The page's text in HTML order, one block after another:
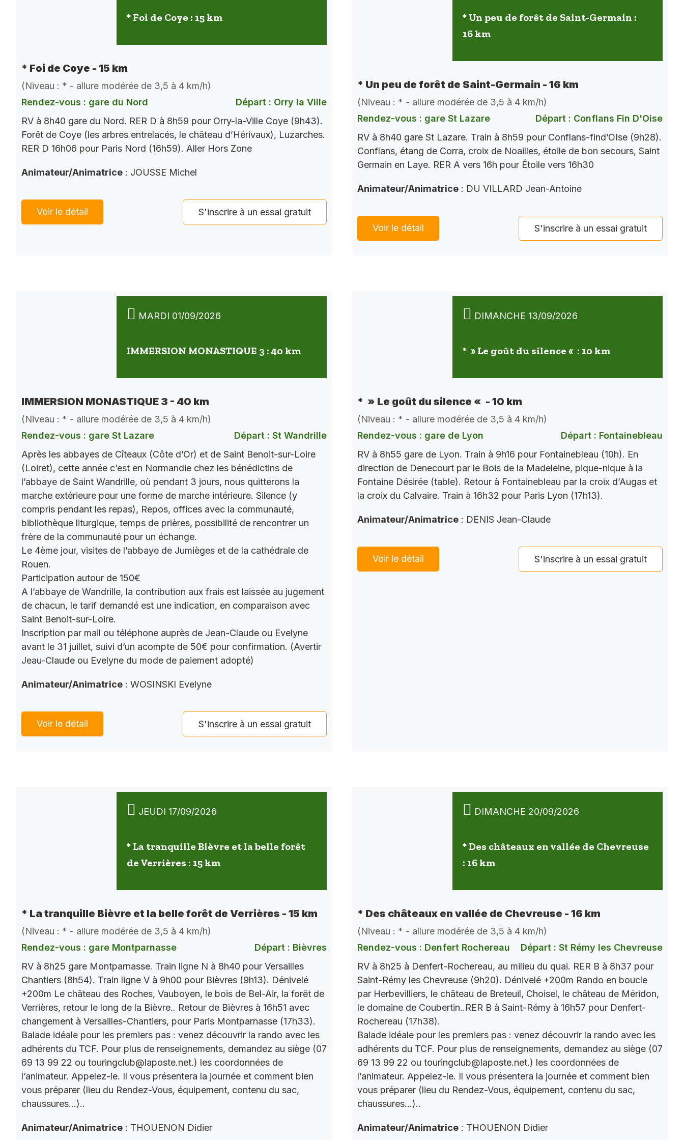
* Foi de Coye : 15 km
* Foi de Coye - 15 km
(Niveau : * - allure modérée de 3,5 à 4 km/h)
Rendez-vous : gare du Nord
Départ : Orry la Ville
RV à 8h40 gare du Nord. RER D à 8h59 pour Orry-la-Ville Coye (9h43).
Forêt de Coye (les arbres entrelacés, le château d’Hérivaux), Luzarches.
RER D 16h06 pour Paris Nord (16h59). Aller Hors Zone
Animateur/Animatrice : JOUSSE Michel
Voir le détail S'inscrire à un essai gratuit
* Un peu de forêt de Saint-Germain :
16 km
* Un peu de forêt de Saint-Germain - 16 km
(Niveau : * - allure modérée de 3,5 à 4 km/h)
Rendez-vous : gare St Lazare
Départ : Conflans Fin D'Oise
RV à 8h40 gare St Lazare. Train à 8h59 pour Conflans-find’OIse (9h28).
Conflans, étang de Corra, croix de Noailles, étoile de bon secours, Saint
Germain en Laye. RER A vers 16h pour Étoile vers 16h30
Animateur/Animatrice : DU VILLARD Jean-Antoine
Voir le détail S'inscrire à un essai gratuit
MARDI 01/09/2026
IMMERSION MONASTIQUE 3 : 40 km
IMMERSION MONASTIQUE 3 - 40 km
(Niveau : * - allure modérée de 3,5 à 4 km/h)
Rendez-vous : gare St Lazare
Départ : St Wandrille
Après les abbayes de Cîteaux (Côte d’Or) et de Saint Benoit-sur-Loire
(Loiret), cette année c’est en Normandie chez les bénédictins de
l’abbaye de Saint Wandrille, où pendant 3 jours, nous quitterons la
marche extérieure pour une forme de marche intérieure. Silence (y
compris pendant les repas), Repos, offices avec la communauté,
bibliothèque liturgique, temps de prières, possibilité de rencontrer un
frère de la communauté pour un échange.
Le 4ème jour, visites de l’abbaye de Jumièges et de la cathédrale de
Rouen.
Participation autour de 150€
A l’abbaye de Wandrille, la contribution aux frais est laissée au jugement
de chacun, le tarif demandé est une indication, en comparaison avec
Saint Benoit-sur-Loire.
Inscription par mail ou téléphone auprès de Jean-Claude ou Evelyne
avant le 31 juillet, suivi d’un acompte de 50€ pour confirmation. (Avertir
Jeau-Claude ou Evelyne du mode de paiement adopté)
Animateur/Animatrice : WOSINSKI Evelyne
Voir le détail S'inscrire à un essai gratuit
DIMANCHE 13/09/2026
* » Le goût du silence « : 10 km
* » Le goût du silence « - 10 km
(Niveau : * - allure modérée de 3,5 à 4 km/h)
Rendez-vous : gare de Lyon
Départ : Fontainebleau
RV à 8h55 gare de Lyon. Train à 9h16 pour Fontainebleau (10h). En
direction de Denecourt par le Bois de la Madeleine, pique-nique à la
Fontaine Désirée (table). Retour à Fontainebleau par la croix d’Augas et
la croix du Calvaire. Train à 16h32 pour Paris Lyon (17h13).
Animateur/Animatrice : DENIS Jean-Claude
Voir le détail S'inscrire à un essai gratuit
JEUDI 17/09/2026
* La tranquille Bièvre et la belle forêt
de Verrières : 15 km
* La tranquille Bièvre et la belle forêt de Verrières - 15 km
(Niveau : * - allure modérée de 3,5 à 4 km/h)
Rendez-vous : gare Montparnasse
Départ : Bièvres
RV à 8h25 gare Montparnasse. Train ligne N à 8h40 pour Versailles
Chantiers (8h54). Train ligne V à 9h00 pour Bièvres (9h13). Dénivelé
+200m Le château des Roches, Vauboyen, le bois de Bel-Air, la forêt de
Verrières, retour le long de la Bièvre.. Retour de Bièvres à 16h51 avec
changement à Versailles-Chantiers, pour Paris Montparnasse (17h33).
Balade idéale pour les premiers pas : venez découvrir la rando avec les
adhérents du TCF. Pour plus de renseignements, demandez au siège (07
69 13 99 22 ou touringclub@laposte.net.) les coordonnées de
l’animateur. Appelez-le. Il vous présentera la journée et comment bien
vous préparer (lieu du Rendez-Vous, équipement, contenu du sac,
chaussures…)..
Animateur/Animatrice : THOUENON Didier
DIMANCHE 20/09/2026
* Des châteaux en vallée de Chevreuse
: 16 km
* Des châteaux en vallée de Chevreuse - 16 km
(Niveau : * - allure modérée de 3,5 à 4 km/h)
Rendez-vous : Denfert Rochereau
Départ : St Rémy les Chevreuse
RV à 8h25 à Denfert-Rochereau, au milieu du quai. RER B à 8h37 pour
Saint-Rémy les Chevreuse (9h20). Dénivelé +200m Rando en boucle
par Herbevilliers, le château de Breteuil, Choisel, le château de Méridon,
le domaine de Coubertin..RER B à Saint-Rémy à 16h57 pour Denfert-
Rochereau (17h38).
Balade idéale pour les premiers pas : venez découvrir la rando avec les
adhérents du TCF. Pour plus de renseignements, demandez au siège (07
69 13 99 22 ou touringclub@laposte.net.) les coordonnées de
l’animateur. Appelez-le. Il vous présentera la journée et comment bien
vous préparer (lieu du Rendez-Vous, équipement, contenu du sac,
chaussures…)..
Animateur/Animatrice : THOUENON Didier